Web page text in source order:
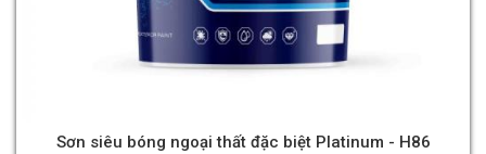
Sơn siêu bóng ngoại thất đặc biệt Platinum - H86